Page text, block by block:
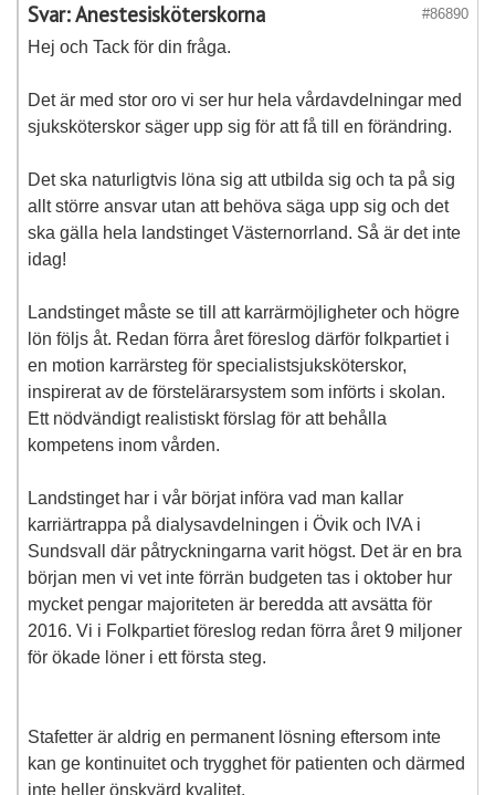
#86890
Svar: Anestesisköterskorna
Hej och Tack för din fråga.
Det är med stor oro vi ser hur hela vårdavdelningar med
sjuksköterskor säger upp sig för att få till en förändring.
Det ska naturligtvis löna sig att utbilda sig och ta på sig
allt större ansvar utan att behöva säga upp sig och det
ska gälla hela landstinget Västernorrland. Så är det inte
idag!
Landstinget måste se till att karrärmöjligheter och högre
lön följs åt. Redan förra året föreslog därför folkpartiet i
en motion karrärsteg för specialistsjuksköterskor,
inspirerat av de förstelärarsystem som införts i skolan.
Ett nödvändigt realistiskt förslag för att behålla
kompetens inom vården.
Landstinget har i vår börjat införa vad man kallar
karriärtrappa på dialysavdelningen i Övik och IVA i
Sundsvall där påtryckningarna varit högst. Det är en bra
början men vi vet inte förrän budgeten tas i oktober hur
mycket pengar majoriteten är beredda att avsätta för
2016. Vi i Folkpartiet föreslog redan förra året 9 miljoner
för ökade löner i ett första steg.
Stafetter är aldrig en permanent lösning eftersom inte
kan ge kontinuitet och trygghet för patienten och därmed
inte heller önskvärd kvalitet.